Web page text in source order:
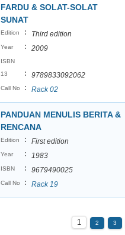
FARDU & SOLAT-SOLAT
SUNAT
Edition : Third edition
Year : 2009
ISBN
13
: 9789833092062
Call No : Rack 02
PANDUAN MENULIS BERITA &
RENCANA
Edition : First edition
Year : 1983
ISBN : 9679490025
Call No : Rack 19
1 2 3